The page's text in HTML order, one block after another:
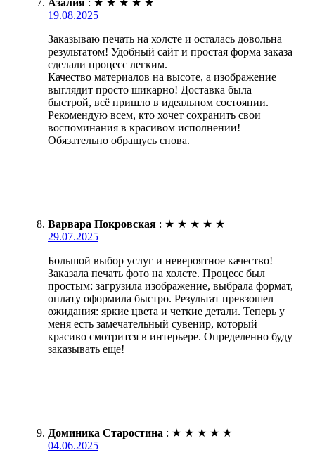
19.08.2025
Заказываю печать на холсте и осталась довольна
результатом! Удобный сайт и простая форма заказа
сделали процесс легким.
Качество материалов на высоте, а изображение
выглядит просто шикарно! Доставка была
быстрой, всё пришло в идеальном состоянии.
Рекомендую всем, кто хочет сохранить свои
воспоминания в красивом исполнении!
Обязательно обращусь снова.
Варвара Покровская : ★ ★ ★ ★ ★
29.07.2025
Большой выбор услуг и невероятное качество!
Заказала печать фото на холсте. Процесс был
простым: загрузила изображение, выбрала формат,
оплату оформила быстро. Результат превзошел
ожидания: яркие цвета и четкие детали. Теперь у
меня есть замечательный сувенир, который
красиво смотрится в интерьере. Определенно буду
заказывать еще!
Доминика Старостина : ★ ★ ★ ★ ★
04.06.2025